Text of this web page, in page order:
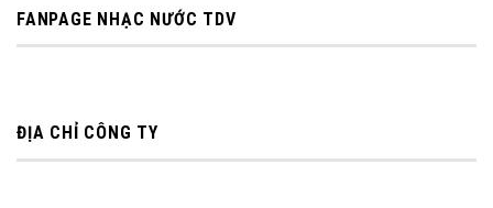
FANPAGE NHẠC NƯỚC TDV
ĐỊA CHỈ CÔNG TY